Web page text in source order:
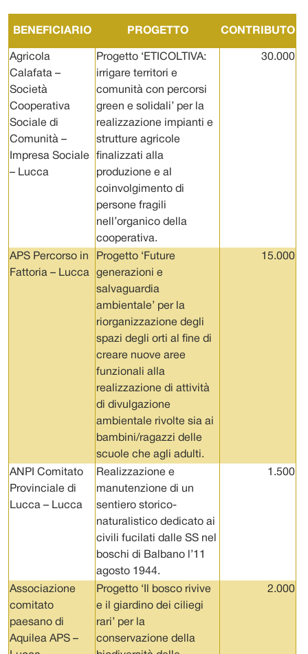
BENEFICIARIO PROGETTO CONTRIBUTO
Agricola
Calafata –
Società
Cooperativa
Sociale di
Comunità –
Impresa Sociale
– Lucca
Progetto ‘ETICOLTIVA:
irrigare territori e
comunità con percorsi
green e solidali’ per la
realizzazione impianti e
strutture agricole
finalizzati alla
produzione e al
coinvolgimento di
persone fragili
nell’organico della
cooperativa.
30.000
APS Percorso in
Fattoria – Lucca
Progetto ‘Future
generazioni e
salvaguardia
ambientale’ per la
riorganizzazione degli
spazi degli orti al fine di
creare nuove aree
funzionali alla
realizzazione di attività
di divulgazione
ambientale rivolte sia ai
bambini/ragazzi delle
scuole che agli adulti.
15.000
ANPI Comitato
Provinciale di
Lucca – Lucca
Realizzazione e
manutenzione di un
sentiero storico-
naturalistico dedicato ai
civili fucilati dalle SS nel
boschi di Balbano l’11
agosto 1944.
1.500
Associazione
comitato
paesano di
Aquilea APS –
Progetto ‘Il bosco rivive
e il giardino dei ciliegi
rari’ per la
conservazione della
2.000